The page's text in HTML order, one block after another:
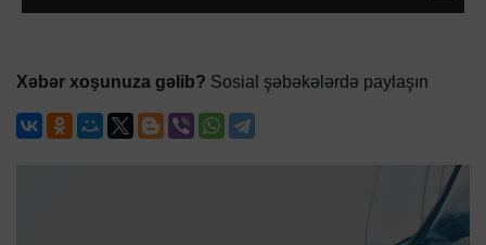
Xəbər xoşunuza gəlib? Sosial şəbəkələrdə paylaşın